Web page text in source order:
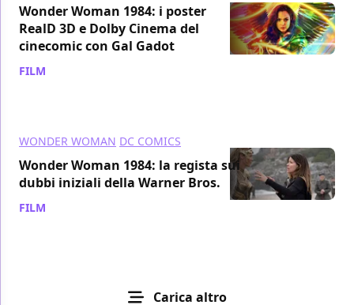
Wonder Woman 1984: i poster
RealD 3D e Dolby Cinema del
cinecomic con Gal Gadot
FILM
WONDER WOMAN DC COMICS
Wonder Woman 1984: la regista sui
dubbi iniziali della Warner Bros.
FILM
Carica altro